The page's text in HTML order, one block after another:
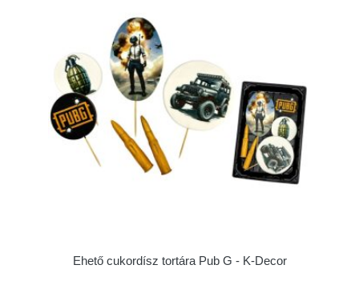
Ehető cukordísz tortára Pub G - K-Decor